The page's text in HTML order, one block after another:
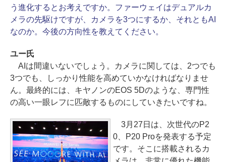
う進化するとお考えですか。ファーウェイはデュアルカ
メラの先駆けですが、カメラを3つにするか、それともAI
なのか。今後の方向性を教えてください。
ユー氏
AIは間違いないでしょう。カメラに関しては、2つでも
3つでも、しっかり性能を高めていかなければなりませ
ん。最終的には、キヤノンのEOS 5Dのような、専門性
の高い一眼レフに匹敵するものにしていきたいですね。
3月27日は、次世代のP2
0、P20 Proを発表する予定
です。そこに搭載されるカ